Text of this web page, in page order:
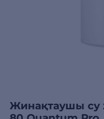
Жинақтаушы су